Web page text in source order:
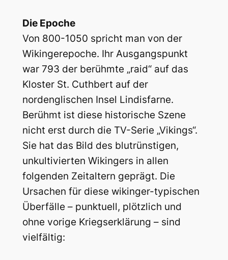
Die Epoche
Von 800-1050 spricht man von der
Wikingerepoche. Ihr Ausgangspunkt
war 793 der berühmte „raid“ auf das
Kloster St. Cuthbert auf der
nordenglischen Insel Lindisfarne.
Berühmt ist diese historische Szene
nicht erst durch die TV-Serie „Vikings“.
Sie hat das Bild des blutrünstigen,
unkultivierten Wikingers in allen
folgenden Zeitaltern geprägt. Die
Ursachen für diese wikinger-typischen
Überfälle – punktuell, plötzlich und
ohne vorige Kriegserklärung – sind
vielfältig: